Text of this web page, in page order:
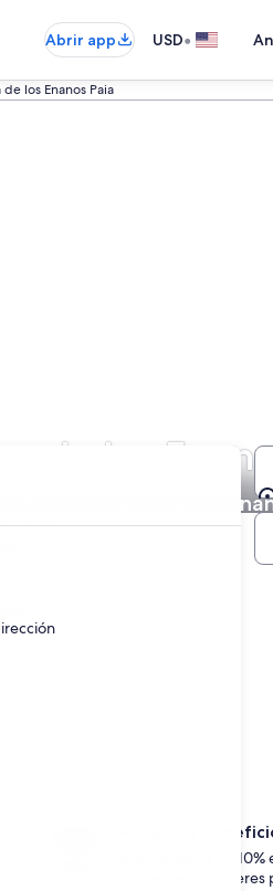
Abrir app USD•
de los Enanos Paia
de los
en Cueva de los
de devolución
Accede a
Ahorra desde un
rentas de auto si